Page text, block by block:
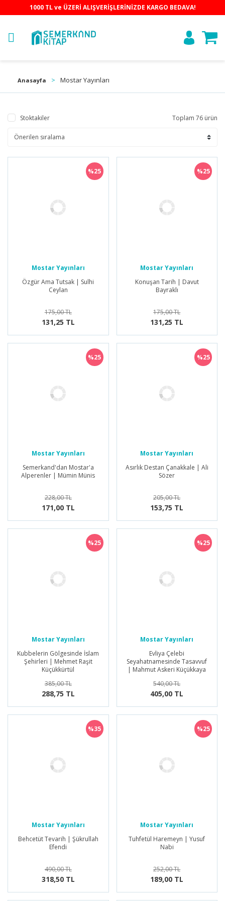
1000 TL ve ÜZERİ ALIŞVERİŞLERİNİZDE KARGO BEDAVA!
Anasayfa Mostar Yayınları
Stoktakiler Toplam 76 ürün
%25
Mostar Yayınları
Özgür Ama Tutsak | Sulhi
Ceylan
175,00 TL
131,25 TL
%25
Mostar Yayınları
Konuşan Tarih | Davut
Bayraklı
175,00 TL
131,25 TL
%25
Mostar Yayınları
Semerkand'dan Mostar'a
Alperenler | Mümin Münis
228,00 TL
171,00 TL
%25
Mostar Yayınları
Asırlık Destan Çanakkale | Ali
Sözer
205,00 TL
153,75 TL
%25
Mostar Yayınları
Kubbelerin Gölgesinde İslam
Şehirleri | Mehmet Raşit
Küçükkürtül
385,00 TL
288,75 TL
%25
Mostar Yayınları
Evliya Çelebi
Seyahatnamesinde Tasavvuf
| Mahmut Askeri Küçükkaya
540,00 TL
405,00 TL
%35
Mostar Yayınları
Behcetüt Tevarih | Şükrullah
Efendi
490,00 TL
318,50 TL
%25
Mostar Yayınları
Tuhfetül Haremeyn | Yusuf
Nabi
252,00 TL
189,00 TL